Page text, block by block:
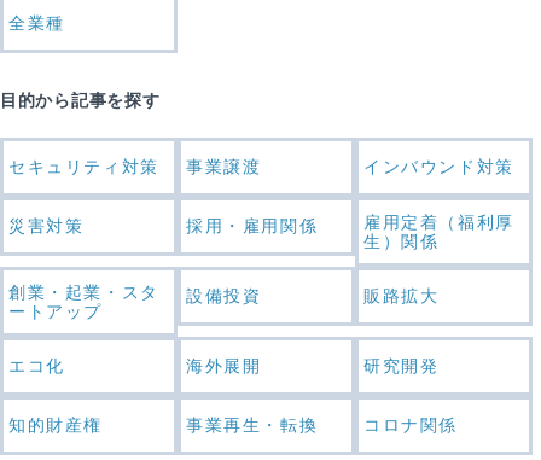
全業種
目的から記事を探す
セキュリティ対策 事業譲渡 インバウンド対策
災害対策 採用・雇用関係
雇用定着（福利厚
生）関係
創業・起業・スタ
ートアップ
設備投資 販路拡大
エコ化 海外展開 研究開発
知的財産権 事業再生・転換 コロナ関係